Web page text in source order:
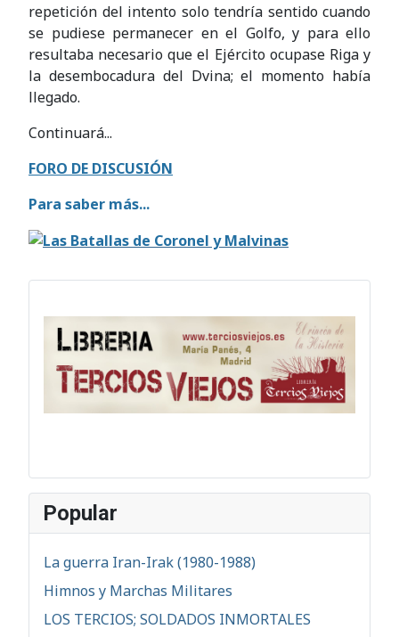
repetición del intento solo tendría sentido cuando
se pudiese permanecer en el Golfo, y para ello
resultaba necesario que el Ejército ocupase Riga y
la desembocadura del Dvina; el momento había
llegado.
Continuará...
FORO DE DISCUSIÓN
Para saber más...
Popular
La guerra Iran-Irak (1980-1988)
Himnos y Marchas Militares
LOS TERCIOS; SOLDADOS INMORTALES